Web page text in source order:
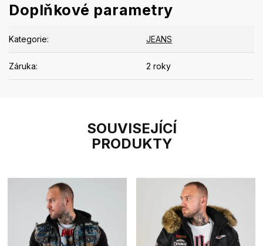
SOUVISEJÍCÍ
PRODUKTY
Doplňkové parametry
Kategorie: JEANS
Záruka: 2 roky